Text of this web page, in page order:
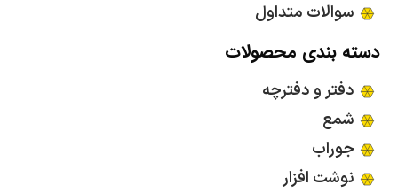
سوالات متداول
دسته بندی محصولات
دفتر و دفترچه
شمع
جوراب
نوشت افزار